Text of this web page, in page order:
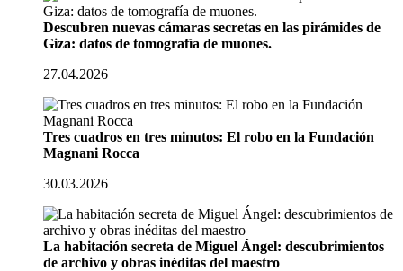
Descubren nuevas cámaras secretas en las pirámides de
Giza: datos de tomografía de muones.
27.04.2026
Tres cuadros en tres minutos: El robo en la Fundación
Magnani Rocca
30.03.2026
La habitación secreta de Miguel Ángel: descubrimientos
de archivo y obras inéditas del maestro